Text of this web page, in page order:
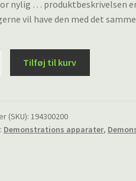
nylig … produktbeskrivelsen er
vil have den med det
Tilføj til kurv
(SKU): 194300200
Demonstrations apparater,